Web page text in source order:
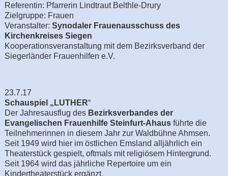
Referentin: Pfarrerin Lindtraut Belthle-Drury
Zielgruppe: Frauen
Veranstalter: Synodaler Frauenausschuss des
Kirchenkreises Siegen
Kooperationsveranstaltung mit dem Bezirksverband der
Siegerländer Frauenhilfen e.V.
23.7.17
Schauspiel „LUTHER“
Der Jahresausflug des Bezirksverbandes der
Evangelischen Frauenhilfe Steinfurt-Ahausführte die
Teilnehmerinnen in diesem Jahr zur Waldbühne Ahmsen.
Seit 1949 wird hier im östlichen Emsland alljährlich ein
Theaterstück gespielt, oftmals mit religiösem Hintergrund.
Seit 1964 wird das jährliche Repertoire um ein
Kindertheaterstück ergänzt.